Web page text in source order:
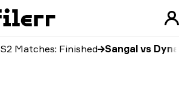
Matches: Finished Sangal vs